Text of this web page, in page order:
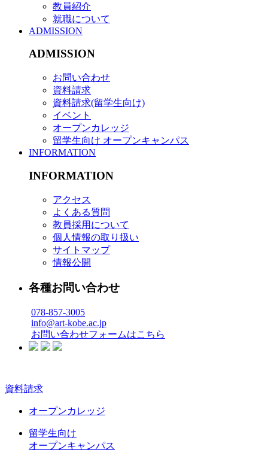
教員紹介
就職について
ADMISSION
ADMISSION
お問い合わせ
資料請求
資料請求(留学生向け)
イベント
オープンカレッジ
留学生向け オープンキャンパス
INFORMATION
INFORMATION
アクセス
よくある質問
教員採用について
個人情報の取り扱い
サイトマップ
情報公開
各種お問い合わせ
078-857-3005
info@art-kobe.ac.jp
お問い合わせフォームはこちら
資料請求
オープンカレッジ
留学生向け
オープンキャンパス